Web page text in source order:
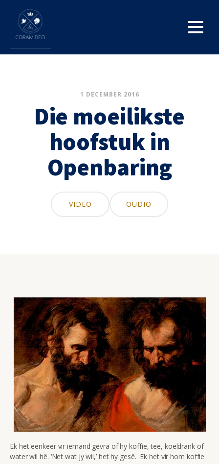
1 DECEMBER 2016
Die moeilikste
hoofstuk in
Openbaring
VIDEO OUDIO
Ek het eenkeer vir iemand gevra of hy koffie, tee, koeldrank of
water wil hê. ‘Net wat jy wil,’ het hy gesê. Ek het vir hom koffie